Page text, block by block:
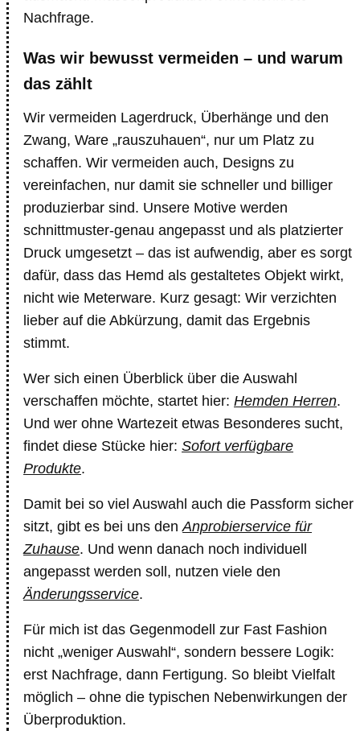
Nachfrage.
Was wir bewusst vermeiden – und warum
das zählt
Wir vermeiden Lagerdruck, Überhänge und den
Zwang, Ware „rauszuhauen“, nur um Platz zu
schaffen. Wir vermeiden auch, Designs zu
vereinfachen, nur damit sie schneller und billiger
produzierbar sind. Unsere Motive werden
schnittmuster-genau angepasst und als platzierter
Druck umgesetzt – das ist aufwendig, aber es sorgt
dafür, dass das Hemd als gestaltetes Objekt wirkt,
nicht wie Meterware. Kurz gesagt: Wir verzichten
lieber auf die Abkürzung, damit das Ergebnis
stimmt.
Wer sich einen Überblick über die Auswahl
verschaffen möchte, startet hier: Hemden Herren.
Und wer ohne Wartezeit etwas Besonderes sucht,
findet diese Stücke hier: Sofort verfügbare
Produkte.
Damit bei so viel Auswahl auch die Passform sicher
sitzt, gibt es bei uns denAnprobierservice für
Zuhause. Und wenn danach noch individuell
angepasst werden soll, nutzen viele den
Änderungsservice.
Für mich ist das Gegenmodell zur Fast Fashion
nicht „weniger Auswahl“, sondern bessere Logik:
erst Nachfrage, dann Fertigung. So bleibt Vielfalt
möglich – ohne die typischen Nebenwirkungen der
Überproduktion.